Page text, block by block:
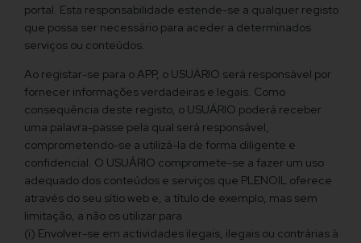
portal. Esta responsabilidade estende-se a qualquer registo
que possa ser necessário para aceder a determinados
serviços ou conteúdos.
Ao registar-se para o APP, o USUÁRIO será responsável por
fornecer informações verdadeiras e legais. Como
consequência deste registo, o USUÁRIO poderá receber
uma palavra-passe pela qual será responsável,
comprometendo-se a utilizá-la de forma diligente e
confidencial. O USUÁRIO compromete-se a fazer um uso
adequado dos conteúdos e serviços que PLENOIL oferece
através do seu sítio web e, a título de exemplo, mas sem
limitação, a não os utilizar para
(i) Envolver-se em actividades ilegais, ilegais ou contrárias à